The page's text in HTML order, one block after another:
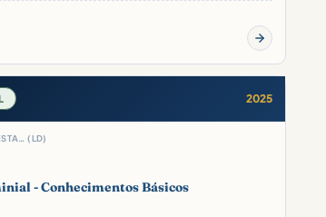
2025
(LD)
- Conhecimentos Básicos